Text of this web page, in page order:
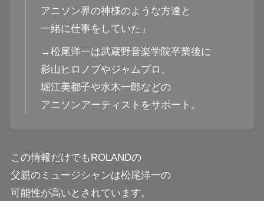
アニソン界の神様のような方達と
一緒に仕事をしていた」
→松尾洋一は武蔵野音楽学院卒業後に
影山ヒロノブやジャムプロ、
堀江美都子や水木一郎などの
アニソンアーティストをサポート。
この情報だけでもROLANDの
父親のミュージシャンは松尾洋一の
可能性が高いとされています。